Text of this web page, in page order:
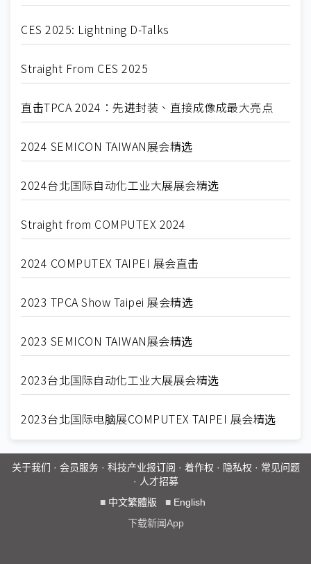
CES 2025: Lightning D-Talks
Straight From CES 2025
直击TPCA 2024：先进封装、直接成像成最大亮点
2024 SEMICON TAIWAN展会精选
2024台北国际自动化工业大展展会精选
Straight from COMPUTEX 2024
2024 COMPUTEX TAIPEI 展会直击
2023 TPCA Show Taipei 展会精选
2023 SEMICON TAIWAN展会精选
2023台北国际自动化工业大展展会精选
2023台北国际电脑展COMPUTEX TAIPEI 展会精选
关于我们 · 会员服务· 科技产业报订阅 · 着作权 · 隐私权 · 常见问题
· 人才招募
■ 中文繁體版 ■ English
下载新闻App